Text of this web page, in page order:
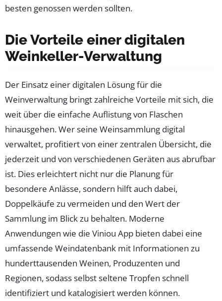
besten genossen werden sollten.
Die Vorteile einer digitalen
Weinkeller-Verwaltung
Der Einsatz einer digitalen Lösung für die
Weinverwaltung bringt zahlreiche Vorteile mit sich, die
weit über die einfache Auflistung von Flaschen
hinausgehen. Wer seine Weinsammlung digital
verwaltet, profitiert von einer zentralen Übersicht, die
jederzeit und von verschiedenen Geräten aus abrufbar
ist. Dies erleichtert nicht nur die Planung für
besondere Anlässe, sondern hilft auch dabei,
Doppelkäufe zu vermeiden und den Wert der
Sammlung im Blick zu behalten. Moderne
Anwendungen wie die Viniou App bieten dabei eine
umfassende Weindatenbank mit Informationen zu
hunderttausenden Weinen, Produzenten und
Regionen, sodass selbst seltene Tropfen schnell
identifiziert und katalogisiert werden können.